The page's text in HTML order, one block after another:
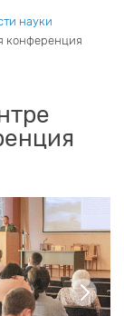
науки
конференция